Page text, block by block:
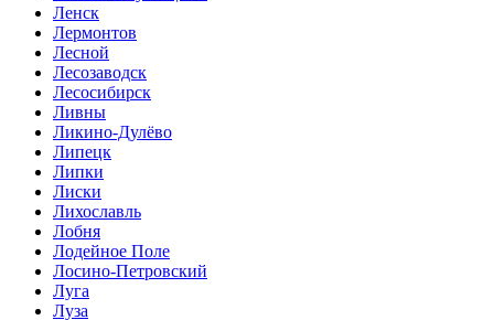
Ленск
Лермонтов
Лесной
Лесозаводск
Лесосибирск
Ливны
Ликино-Дулёво
Липецк
Липки
Лиски
Лихославль
Лобня
Лодейное Поле
Лосино-Петровский
Луга
Луза